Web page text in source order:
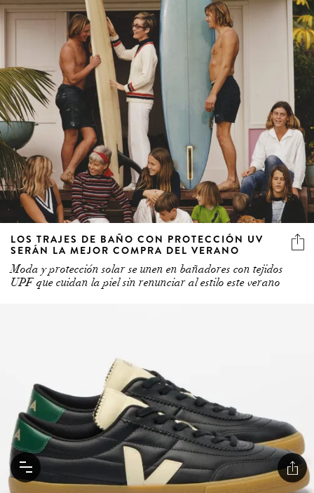
LOS TRAJES DE BAÑO CON PROTECCIÓN UV
SERÁN LA MEJOR COMPRA DEL VERANO
Moda y protección solar se unen en bañadores con tejidos
UPF que cuidan la piel sin renunciar al estilo este verano